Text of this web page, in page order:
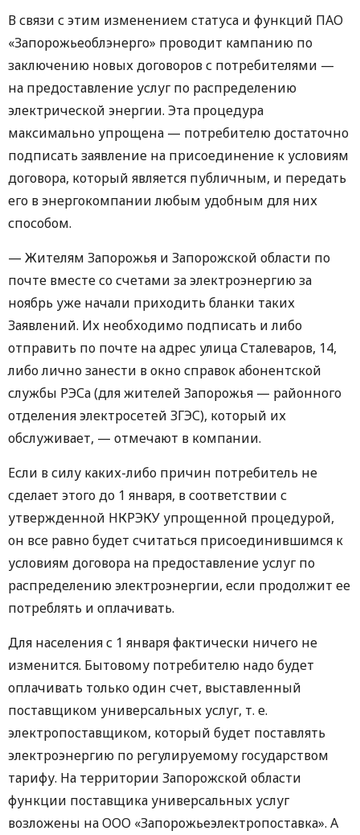
В связи с этим изменением статуса и функций ПАО
«Запорожьеоблэнерго» проводит кампанию по
заключению новых договоров с потребителями —
на предоставление услуг по распределению
электрической энергии. Эта процедура
максимально упрощена — потребителю достаточно
подписать заявление на присоединение к условиям
договора, который является публичным, и передать
его в энергокомпании любым удобным для них
способом.
— Жителям Запорожья и Запорожской области по
почте вместе со счетами за электроэнергию за
ноябрь уже начали приходить бланки таких
Заявлений. Их необходимо подписать и либо
отправить по почте на адрес улица Сталеваров, 14,
либо лично занести в окно справок абонентской
службы РЭСа (для жителей Запорожья — районного
отделения электросетей ЗГЭС), который их
обслуживает, — отмечают в компании.
Если в силу каких-либо причин потребитель не
сделает этого до 1 января, в соответствии с
утвержденной НКРЭКУ упрощенной процедурой,
он все равно будет считаться присоединившимся к
условиям договора на предоставление услуг по
распределению электроэнергии, если продолжит ее
потреблять и оплачивать.
Для населения с 1 января фактически ничего не
изменится. Бытовому потребителю надо будет
оплачивать только один счет, выставленный
поставщиком универсальных услуг, т. е.
электропоставщиком, который будет поставлять
электроэнергию по регулируемому государством
тарифу. На территории Запорожской области
функции поставщика универсальных услуг
возложены на ООО «Запорожьеэлектропоставка». А